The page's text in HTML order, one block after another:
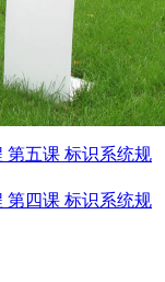
第五课 标识系统规
第四课 标识系统规